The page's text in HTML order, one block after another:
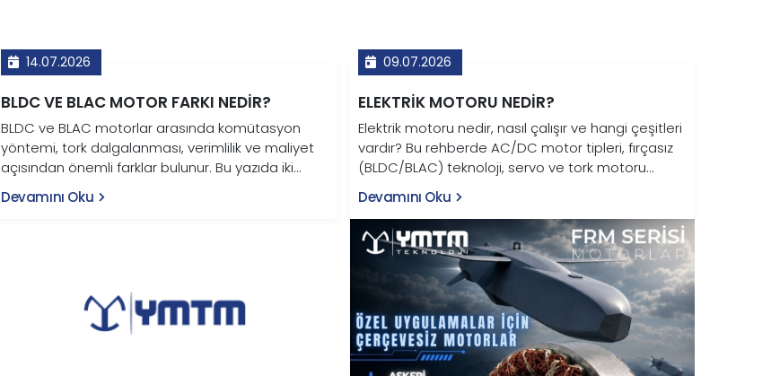
14.07.2026
BLDC VE BLAC MOTOR FARKI NEDIR?
BLDC ve BLAC motorlar arasında komütasyon
yöntemi, tork dalgalanması, verimlilik ve maliyet
açısından önemli farklar bulunur. Bu yazıda iki
motor tipi karşılaştırmalı tablo ve grafiklerle teknik
olarak ele alınıyor.
Devamını Oku
09.07.2026
ELEKTRIK MOTORU NEDIR?
Elektrik motoru nedir, nasıl çalışır ve hangi çeşitleri
vardır? Bu rehberde AC/DC motor tipleri, fırçasız
(BLDC/BLAC) teknoloji, servo ve tork motoru
farkları ile endüstriyel kullanım alanları YMTM
Teknoloji uzmanlığıyla anlatılıyor.
Devamını Oku